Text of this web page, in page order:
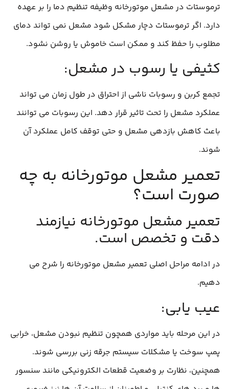
ترموستات در مشعل موتورخانه وظیفه تنظیم دما را بر عهده
دارد. اگر ترموستات دچار مشکل شود مشعل نمی‌ تواند دمای
مطلوب را حفظ کند و ممکن است خاموش یا روشن نشود.
کثیفی یا رسوب در مشعل:
تجمع کربن و رسوبات ناشی از احتراق در طول زمان می‌ تواند
عملکرد مشعل را تحت تاثیر قرار دهد. این رسوبات می‌ توانند
باعث کاهش بازدهی مشعل و حتی توقف کامل عملکرد آن
شوند.
تعمیر مشعل موتورخانه به چه
صورت است؟
تعمیر مشعل موتورخانه نیازمند
دقت و تخصص است.
در ادامه مراحل اصلی تعمیر مشعل موتورخانه را شرح می
دهیم.
عیب‌ یابی:
در این مرحله باید مواردی همچون تنظیم نبودن مشعل، خرابی
پمپ سوخت یا مشکلات سیستم جرقه‌ زنی بررسی شوند.
همچنین، نظارت بر وضعیت قطعات الکترونیکی مانند سنسور